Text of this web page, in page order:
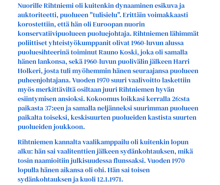
Nuorille Rihtniemi oli kuitenkin dynaaminen esikuva ja
auktoriteetti, puolueen "tulisielu". Erittäin voimakkaasti
korostettiin, että hän oli Euroopan nuorin
konservatiivipuolueen puoluejohtaja. Rihtniemen lähimmät
poliittiset yhteistyökumppanit olivat 1960-luvun alussa
puoluesihteerinä toiminut Rauno Koski, joka oli samalla
hänen lankonsa, sekä 1960-luvun puolivälin jälkeen Harri
Holkeri, josta tuli myöhemmin hänen seuraajansa puolueen
puheenjohtajana. Vuoden 1970 suuri vaalivoitto laskettiin
myös merkittäviltä osiltaan juuri Rihtniemen hyvän
esiintymisen ansioksi. Kokoomus loikkasi kerralla 26:sta
paikasta 37:een ja samalla neljänneksi suurimman puolueen
paikalta toiseksi, keskisuurten puolueiden kastista suurten
puolueiden joukkoon.
Rihtniemen kannalta vaalikamppailu oli kuitenkin lopun
alku: hän sai vaalitenttien jälkeen sydänkohtauksen, mikä
tosin naamioitiin julkisuudessa flunssaksi. Vuoden 1970
lopulla hänen aikansa oli ohi. Hän sai toisen
sydänkohtauksen ja kuoli 12.1.1971.